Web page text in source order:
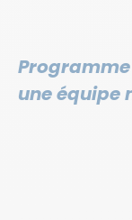
une